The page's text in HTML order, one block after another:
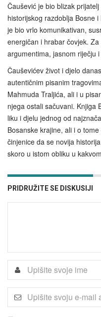
Čaušević je bio blizak
historijskog razdoblja Bosne
je bio vrlo komunikativan,
energičan i hrabar čovjek.
argumentima, jasnom riječju
Čauševićev život i djelo
autentičnim pisanim
Mahmuda Traljića, ali i u
njega ostali sačuvani. Knjiga
liku i djelu jednog od
Bosanske krajine, ali i o
činjenice da se novija
skoro u istom obliku u
PRIDRUŽITE SE DISKUSIJI